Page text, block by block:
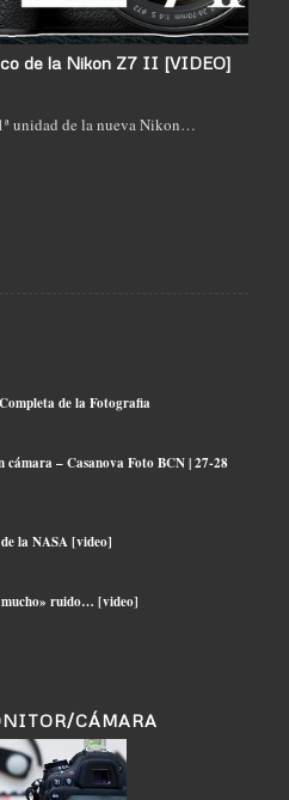
de la Nikon Z7 II [VIDEO]
unidad de la nueva Nikon…
de la Fotografia
cámara – Casanova Foto BCN | 27-28
la NASA [video]
ruido… [video]
CÁMARA